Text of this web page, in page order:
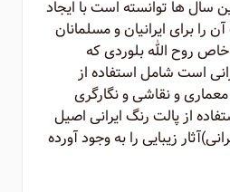
ها توانسته است با ایجاد
برای ایرانیان و مسلمانان
کند ٬‌سبک خاص روح الله بلوردی که
است شامل استفاده از
و نقاشی و نگارگری
از پالت رنگ ایرانی اصیل
زیبایی را به وجود آورده